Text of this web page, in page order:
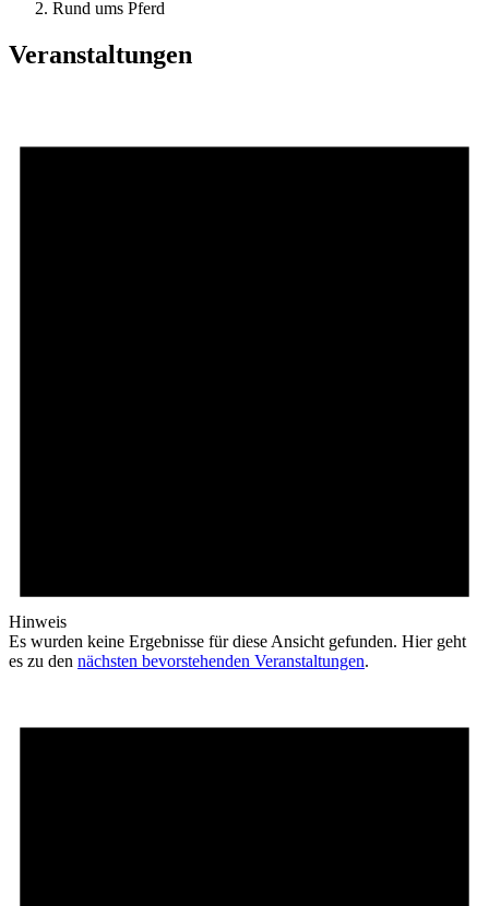
Rund ums Pferd
Ver­an­stal­­tungen
Hinweis
Es wurden keine Ergebnisse für diese Ansicht gefunden. Hier geht
es zu den nächsten bevorstehenden Ver­an­stal­­tungen.